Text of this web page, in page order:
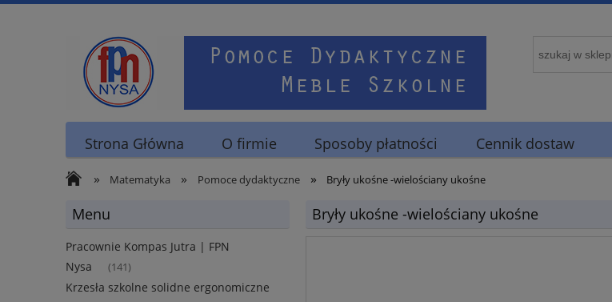
Strona Główna O firmie Sposoby płatności Cennik dostaw
» Matematyka » Pomoce dydaktyczne » Bryły ukośne -wielościany ukośne
Menu
Pracownie Kompas Jutra | FPN
Nysa
(141)
Krzesła szkolne solidne ergonomiczne
Bryły ukośne -wielościany ukośne